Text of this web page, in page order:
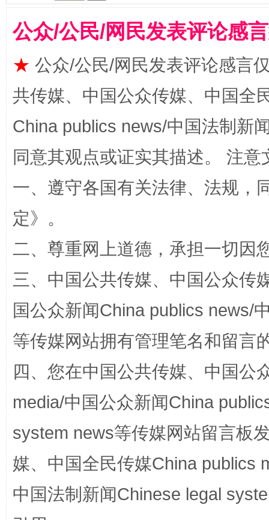
全民健身五年计划来了！等你上场
国家大学科技园优化重塑工作
公众/公民/网民发表评论感
★ 公众/公民/网民发表评论感言
共传媒、中国公众传媒、中国全
China publics news/中国法制新
同意其观点或证实其描述。 注
一、遵守各国有关法律、法规，
定》。
二、尊重网上道德，承担一切因
三、中国公共传媒、中国公众传
国公众新闻China publics news/
等传媒网站拥有管理笔名和留言
四、您在中国公共传媒、中国公
media/中国公众新闻China
system news等传媒网站留言板
媒、中国全民传媒China publics
中国法制新闻Chinese legal